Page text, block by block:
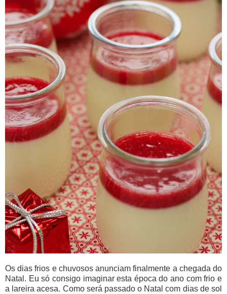
Os dias frios e chuvosos anunciam finalmente a chegada do
Natal. Eu só consigo imaginar esta época do ano com frio e
a lareira acesa. Como será passado o Natal com dias de sol